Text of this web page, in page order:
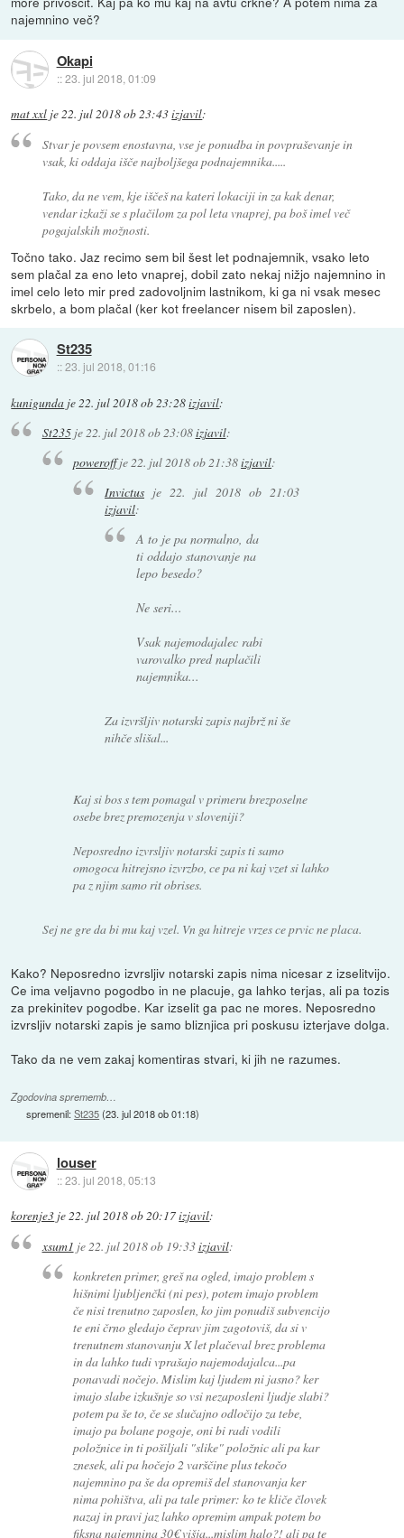
najemnino več?
Okapi
::23. jul 2018, 01:09
mat xxl je22. jul 2018 ob 23:43izjavil:
Stvar je povsem enostavna, vse je ponudba in povpraševanje in
vsak, ki oddaja išče najboljšega podnajemnika.....
Tako, da ne vem, kje iščeš na kateri lokaciji in za kak denar,
vendar izkaži se s plačilom za pol leta vnaprej, pa boš imel več
pogajalskih možnosti.
Točno tako. Jaz recimo sem bil šest let podnajemnik, vsako leto
sem plačal za eno leto vnaprej, dobil zato nekaj nižjo najemnino in
imel celo leto mir pred zadovoljnim lastnikom, ki ga ni vsak mesec
skrbelo, a bom plačal (ker kot freelancer nisem bil zaposlen).
St235
::23. jul 2018, 01:16
kunigunda je22. jul 2018 ob 23:28izjavil:
St235je22. jul 2018 ob 23:08izjavil:
poweroffje22. jul 2018 ob 21:38izjavil:
Invictusje22. jul 2018 ob 21:03
izjavil:
A to je pa normalno, da
ti oddajo stanovanje na
lepo besedo?
Ne seri...
Vsak najemodajalec rabi
varovalko pred naplačili
najemnika...
Za izvršljiv notarski zapis najbrž ni še
nihče slišal...
Kaj si bos s tem pomagal v primeru brezposelne
osebe brez premozenja v sloveniji?
Neposredno izvrsljiv notarski zapis ti samo
omogoca hitrejsno izvrzbo, ce pa ni kaj vzet si lahko
pa z njim samo rit obrises.
Sej ne gre da bi mu kaj vzel. Vn ga hitreje vrzes ce prvic ne placa.
Kako? Neposredno izvrsljiv notarski zapis nima nicesar z izselitvijo.
Ce ima veljavno pogodbo in ne placuje, ga lahko terjas, ali pa tozis
za prekinitev pogodbe. Kar izselit ga pac ne mores. Neposredno
izvrsljiv notarski zapis je samo bliznjica pri poskusu izterjave dolga.
Tako da ne vem zakaj komentiras stvari, ki jih ne razumes.
Zgodovina sprememb…
spremenil:St235(23. jul 2018 ob 01:18)
louser
::23. jul 2018, 05:13
korenje3 je22. jul 2018 ob 20:17izjavil:
xsum1 je22. jul 2018 ob 19:33izjavil:
konkreten primer, greš na ogled, imajo problem s
hišnimi ljubljenčki (ni pes), potem imajo problem
če nisi trenutno zaposlen, ko jim ponudiš subvencijo
te eni črno gledajo čeprav jim zagotoviš, da si v
trenutnem stanovanju X let plačeval brez problema
in da lahko tudi vprašajo najemodajalca...pa
ponavadi nočejo. Mislim kaj ljudem ni jasno? ker
imajo slabe izkušnje so vsi nezaposleni ljudje slabi?
potem pa še to, če se slučajno odločijo za tebe,
imajo pa bolane pogoje, oni bi radi vodili
položnice in ti pošiljali "slike" položnic ali pa kar
znesek, ali pa hočejo 2 varščine plus tekočo
najemnino pa še da opremiš del stanovanja ker
nima pohištva, ali pa tale primer: ko te kliče človek
nazaj in pravi jaz lahko opremim ampak potem bo
fiksna najemnina 30€ višja...mislim halo?! ali pa te